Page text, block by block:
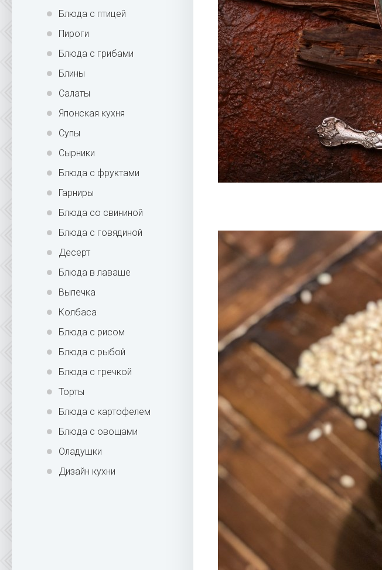
Блюда с птицей
Пироги
Блюда с грибами
Блины
Салаты
Японская кухня
Супы
Сырники
Блюда с фруктами
Гарниры
Блюда со свининой
Блюда с говядиной
Десерт
Блюда в лаваше
Выпечка
Колбаса
Блюда с рисом
Блюда с рыбой
Блюда с гречкой
Торты
Блюда с картофелем
Блюда с овощами
Оладушки
Дизайн кухни